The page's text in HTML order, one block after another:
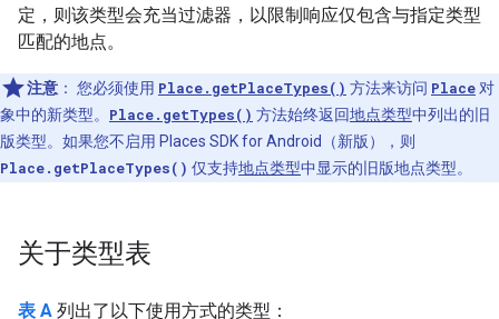
定，则该类型会充当过滤器，以限制响应仅包含与指定类型
匹配的地点。
注意 ： 您必须使用 Place.getPlaceTypes() 方法来访问 Place 对
象中的新类型。 Place.getTypes() 方法始终返回地点类型中列出的旧
版类型。如果您不启用 Places SDK for Android（新版），则
Place.getPlaceTypes() 仅支持地点类型中显示的旧版地点类型。
关于类型表
表 A 列出了以下使用方式的类型：